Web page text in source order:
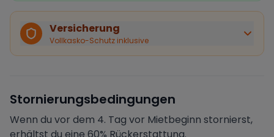
Käuferschutz inklusive
Bei Stornierung durch den Vermieter erhältst du eine
vollständige Rückerstattung.
Sofortige Bestätigung
Sichere Zahlung
Deine Zahlung wird verschlüsselt verarbeitet. Deine
Daten sind geschützt.
Verifizierter Vermieter
Versicherung
Vollkasko-Schutz inklusive
Stornierungsbedingungen
Wenn du vor dem 4. Tag vor Mietbeginn stornierst,